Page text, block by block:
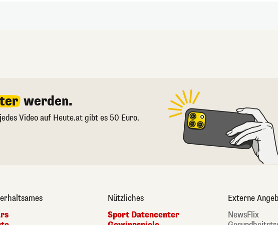
werden.
Video auf Heute.at gibt es 50 Euro.
Nützliches
Sport Datencenter
Externe
NewsFlix